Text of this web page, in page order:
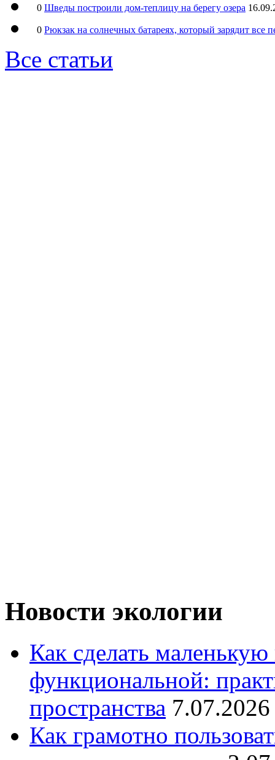
0 Шведы построили дом-теплицу на берегу озера
0 Рюкзак на солнечных батареях, который зарядит все
Все статьи
Новости экологии
Как сделать
функциональной:
пространства
Как грамотно